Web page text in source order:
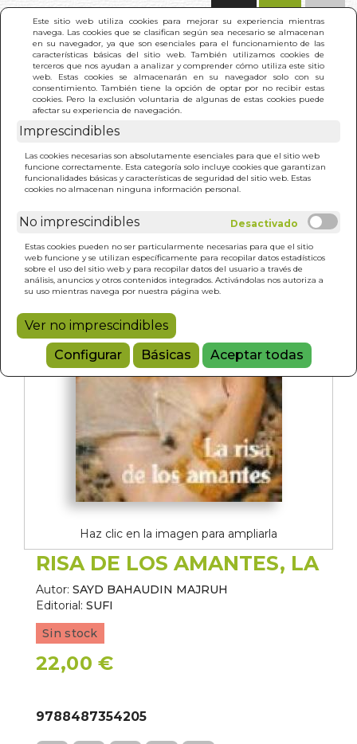
Este sitio web utiliza cookies para mejorar su experiencia mientras
navega. Las cookies que se clasifican según sea necesario se almacenan
en su navegador, ya que son esenciales para el funcionamiento de las
características básicas del sitio web. También utilizamos cookies de
terceros que nos ayudan a analizar y comprender cómo utiliza este sitio
web. Estas cookies se almacenarán en su navegador solo con su
consentimiento. También tiene la opción de optar por no recibir estas
cookies. Pero la exclusión voluntaria de algunas de estas cookies puede
afectar su experiencia de navegación.
Imprescindibles
Las cookies necesarias son absolutamente esenciales para que el sitio web
funcione correctamente. Esta categoría solo incluye cookies que garantizan
funcionalidades básicas y características de seguridad del sitio web. Estas
cookies no almacenan ninguna información personal.
No imprescindibles
Estas cookies pueden no ser particularmente necesarias para que el sitio
web funcione y se utilizan específicamente para recopilar datos estadísticos
sobre el uso del sitio web y para recopilar datos del usuario a través de
análisis, anuncios y otros contenidos integrados. Activándolas nos autoriza a
su uso mientras navega por nuestra página web.
Ver no imprescindibles
Configurar
Básicas Aceptar todas
INICIO > RISA DE LOS AMANTES, LA
Haz clic en la imagen para ampliarla
RISA DE LOS AMANTES, LA
Autor: SAYD BAHAUDIN MAJRUH
Editorial: SUFI
Sin stock
22,00 €
9788487354205